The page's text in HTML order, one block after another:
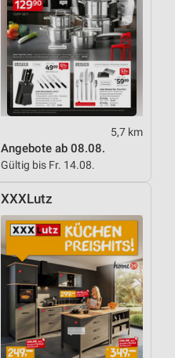
5,7 km
Angebote ab 08.08.
Gültig bis Fr. 14.08.
XXXLutz